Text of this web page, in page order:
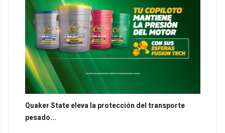
Quaker State eleva la protección del transporte
pesado...